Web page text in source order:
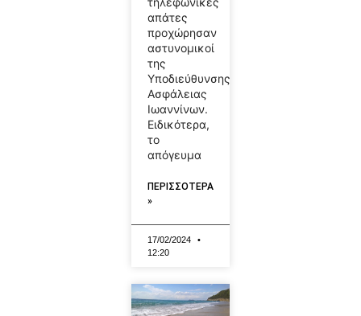
απάτες
προχώρησαν
αστυνομικοί
της
Υποδιεύθυνσης
Ασφάλειας
Ιωαννίνων.
Ειδικότερα,
το
απόγευμα
ΠΕΡΙΣΣΟΤΕΡΑ
»
17/02/2024
12:20